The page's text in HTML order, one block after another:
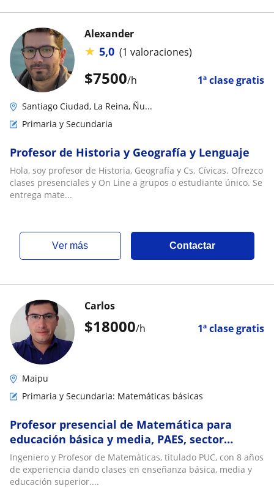
$7500/h 1ª clase gratis
Alexander
★ 5,0 (1 valoraciones)
Santiago Ciudad, La Reina, Ñu...
Primaria y Secundaria
Profesor de Historia y Geografía y Lenguaje
Hola, soy profesor de Historia, Geografía y Cs. Cívicas. Ofrezco
clases presenciales y On Line a grupos o estudiante único. Se
entrega mate...
ver más Contactar
$18000/h 1ª clase gratis
Carlos
Maipu
Primaria y Secundaria: Matemáticas básicas
Profesor presencial de Matemática para
educación básica y media, PAES, sector
poniente de Santiago
Ingeniero y Profesor de Matemáticas, titulado PUC, con 8 años
de experiencia dando clases en enseñanza básica, media y
educación superior....